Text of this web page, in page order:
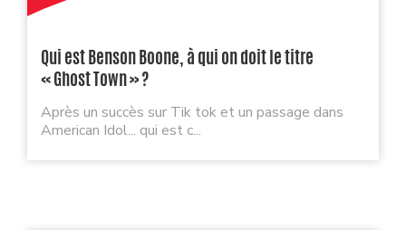
Qui est Benson Boone, à qui on doit le titre
« Ghost Town » ?
Après un succès sur Tik tok et un passage dans
American Idol... qui est c...